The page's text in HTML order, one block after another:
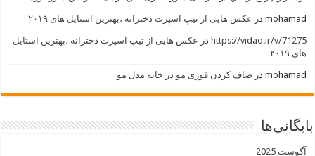
mohamad در عکس هایی از تیپ اسپرت دخترانه ،بهترین استایل های ۲۰۱۹
https://vidao.ir/v/71275 در عکس هایی از تیپ اسپرت دخترانه ،بهترین استایل
های ۲۰۱۹
mohamad در صاف کردن فوری مو در خانه مدل مو
بایگانی‌ها
آگوست 2025